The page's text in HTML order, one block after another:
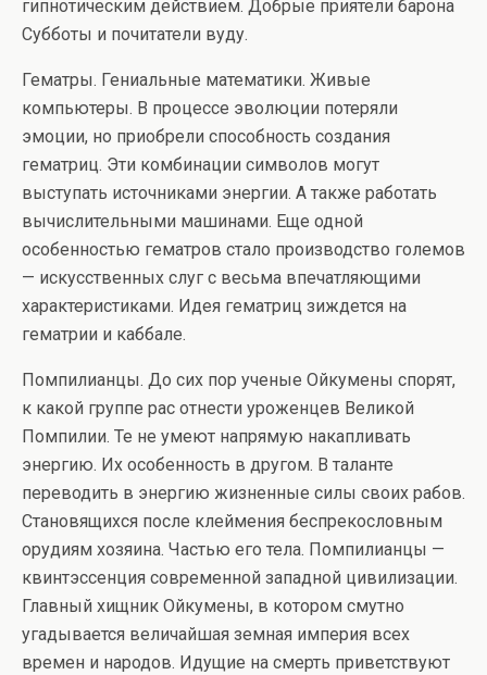
гипнотическим действием. Добрые приятели барона
Субботы и почитатели вуду.
Гематры. Гениальные математики. Живые
компьютеры. В процессе эволюции потеряли
эмоции, но приобрели способность создания
гематриц. Эти комбинации символов могут
выступать источниками энергии. А также работать
вычислительными машинами. Еще одной
особенностью гематров стало производство големов
— искусственных слуг с весьма впечатляющими
характеристиками. Идея гематриц зиждется на
гематрии и каббале.
Помпилианцы. До сих пор ученые Ойкумены спорят,
к какой группе рас отнести уроженцев Великой
Помпилии. Те не умеют напрямую накапливать
энергию. Их особенность в другом. В таланте
переводить в энергию жизненные силы своих рабов.
Становящихся после клеймения беспрекословным
орудиям хозяина. Частью его тела. Помпилианцы —
квинтэссенция современной западной цивилизации.
Главный хищник Ойкумены, в котором смутно
угадывается величайшая земная империя всех
времен и народов. Идущие на смерть приветствуют